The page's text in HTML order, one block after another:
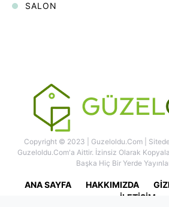
SALON
Copyright © 2023 | Guzeloldu.com |
Guzeloldu.com'a Aittir. İzinsiz Olarak
Başka Hiç Bir Yerde
ANA SAYFA HAKKIMIZDA
İLETIŞIM